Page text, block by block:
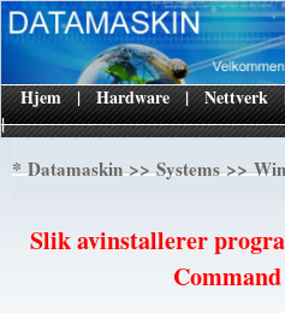
|
Hjem | Hardware | Nettverk
*Datamaskin>>Systems>>
Slik avinstallerer